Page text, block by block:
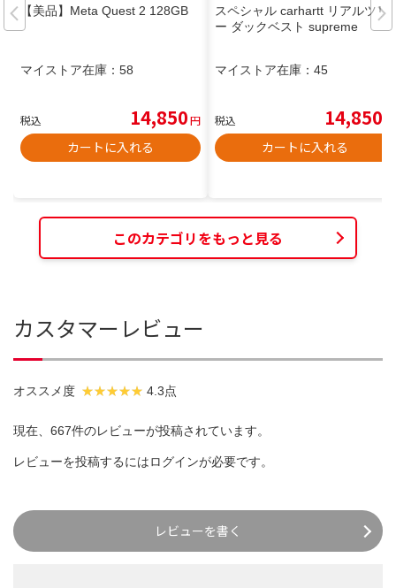
【美品】Meta Quest 2 128GB
マイストア在庫： 58
税込 14,850円
カートに入れる
スペシャル carhartt リアルツリ
ー ダックベスト supreme
マイストア在庫： 45
税込 14,850
カートに入れる
このカテゴリをもっと見る
カスタマーレビュー
オススメ度 4.3点
現在、667件のレビューが投稿されています。
レビューを投稿するにはログインが必要です。
レビューを書く